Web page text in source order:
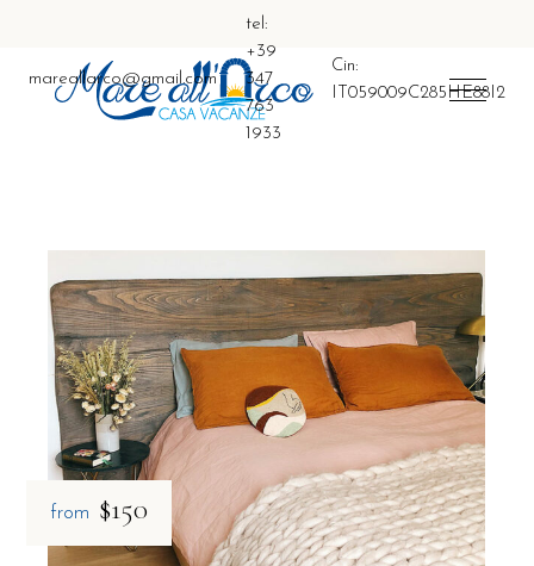
mareallarco@gmail.com
tel:
+39
347
763
1933
Cin:
IT059009C285HE88I2
from $150